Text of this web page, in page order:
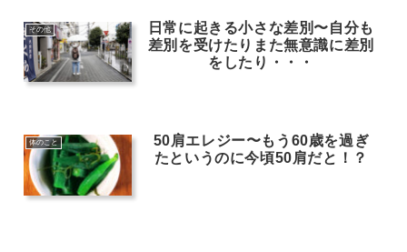
その他
日常に起きる小さな差別〜自分も
差別を受けたりまた無意識に差別
をしたり・・・
体のこと
50肩エレジー〜もう60歳を過ぎ
たというのに今頃50肩だと！？